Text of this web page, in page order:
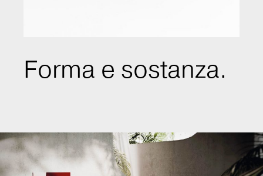
Forma e sostanza.